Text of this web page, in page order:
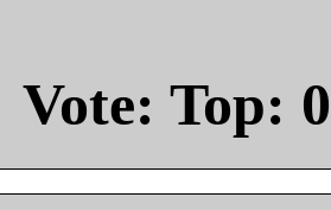
Vote: Top: 0